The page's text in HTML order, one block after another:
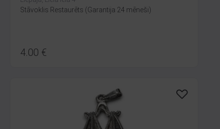
Stāvoklis Restaurēts (Garantija 24 mēneši)
4.00 €